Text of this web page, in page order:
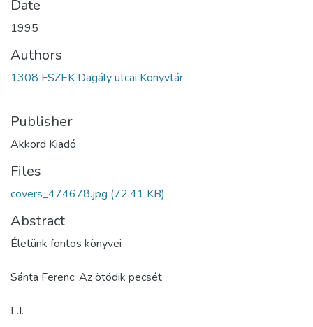
Date
1995
Authors
1308 FSZEK Dagály utcai Könyvtár
Publisher
Akkord Kiadó
Files
covers_474678.jpg (72.41 KB)
Abstract
Életünk fontos könyvei
Sánta Ferenc: Az ötödik pecsét
L.I.